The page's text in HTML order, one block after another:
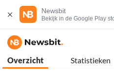
Newsbit
Bekijk in de Google Play
Overzicht Statistieken